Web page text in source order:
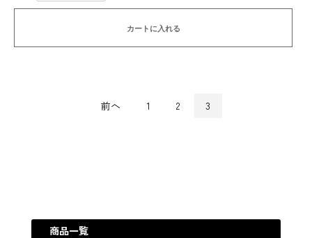
カートに入れる
前へ 1 2 3
商品一覧